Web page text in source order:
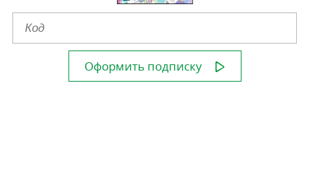
Оформить подписку